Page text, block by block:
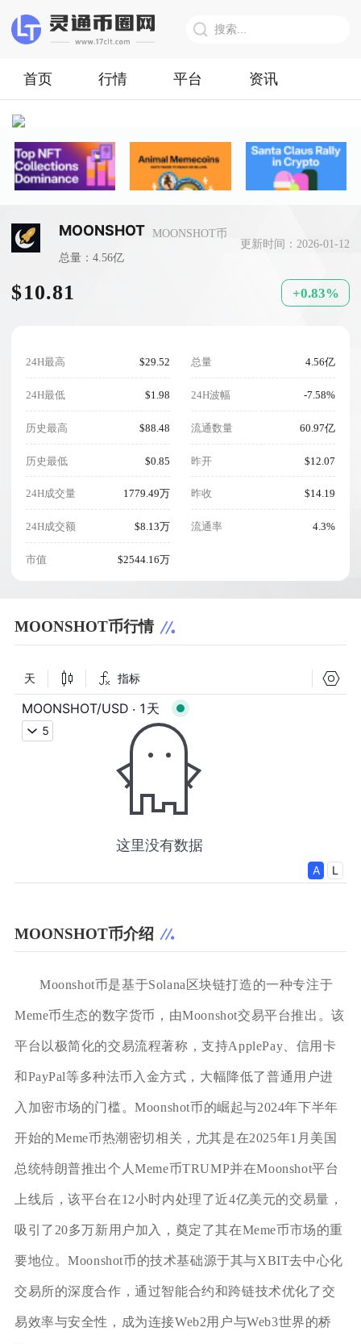
首页 行情 平台 资讯
MOONSHOT
MOONSHOT币
总量：4.56亿
更新时间：2026-01-12
$10.81 +0.83%
24H最高 $29.52
24H最低 $1.98
历史最高 $88.48
历史最低 $0.85
24H成交量 1779.49万
24H成交额 $8.13万
市值 $2544.16万
总量 4.56亿
24H波幅 -7.58%
流通数量 60.97亿
昨开 $12.07
昨收 $14.19
流通率 4.3%
MOONSHOT币行情
MOONSHOT币介绍
Moonshot币是基于Solana区块链打造的一种专注于
Meme币生态的数字货币，由Moonshot交易平台推出。该
平台以极简化的交易流程著称，支持ApplePay、信用卡
和PayPal等多种法币入金方式，大幅降低了普通用户进
入加密市场的门槛。Moonshot币的崛起与2024年下半年
开始的Meme币热潮密切相关，尤其是在2025年1月美国
总统特朗普推出个人Meme币TRUMP并在Moonshot平台
上线后，该平台在12小时内处理了近4亿美元的交易量，
吸引了20多万新用户加入，奠定了其在Meme币市场的重
要地位。Moonshot币的技术基础源于其与XBIT去中心化
交易所的深度合作，通过智能合约和跨链技术优化了交
易效率与安全性，成为连接Web2用户与Web3世界的桥